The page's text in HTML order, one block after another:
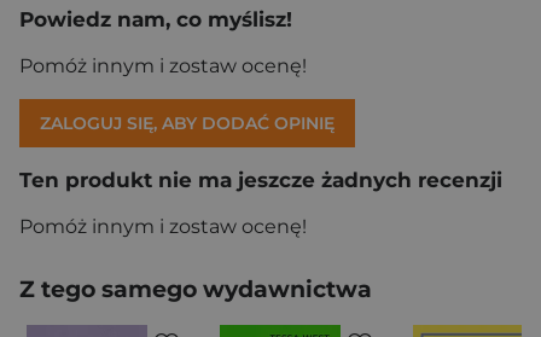
Powiedz nam, co myślisz!
Pomóż innym i zostaw ocenę!
ZALOGUJ SIĘ, ABY DODAĆ OPINIĘ
Ten produkt nie ma jeszcze żadnych recenzji
Pomóż innym i zostaw ocenę!
Z tego samego wydawnictwa